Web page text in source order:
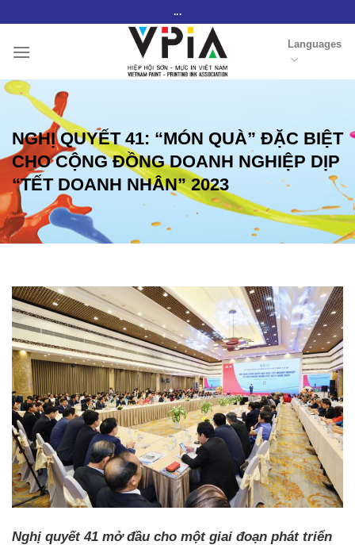
content
...
Languages
NGHỊ QUYẾT 41: “MÓN QUÀ” ĐẶC BIỆT
CHO CỘNG ĐỒNG DOANH NGHIỆP DỊP
“TẾT DOANH NHÂN” 2023
Nghị quyết 41 mở đầu cho một giai đoạn phát triển